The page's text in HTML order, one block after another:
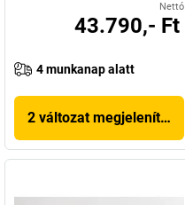
Nettó
43.790,- Ft
4 munkanap alatt
2 változat megjelenítése